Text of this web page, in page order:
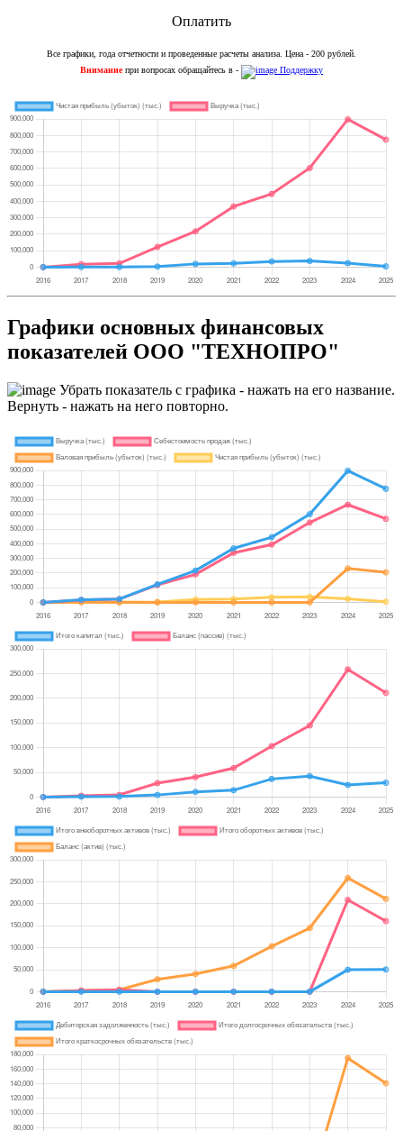
Оплатить
Все графики, года отчетности и проведенные расчеты анализа. Цена - 200 рублей.
Внимание при вопросах обращайтесь в - Поддержку
Графики основных финансовых
показателей ООО "ТЕХНОПРО"
Убрать показатель с графика - нажать на его название.
Вернуть - нажать на него повторно.